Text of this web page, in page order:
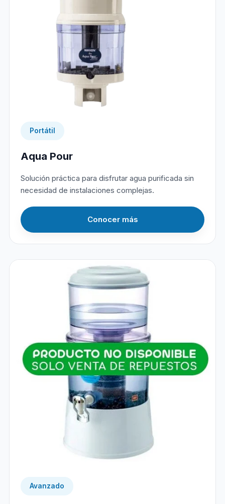
Portátil
Aqua Pour
Solución práctica para disfrutar agua purificada sin
necesidad de instalaciones complejas.
Conocer más
Avanzado